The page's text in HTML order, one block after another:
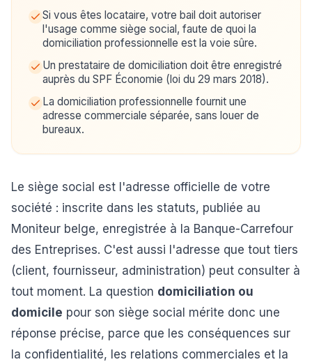
Si vous êtes locataire, votre bail doit autoriser
l'usage comme siège social, faute de quoi la
domiciliation professionnelle est la voie sûre.
Un prestataire de domiciliation doit être enregistré
auprès du SPF Économie (loi du 29 mars 2018).
La domiciliation professionnelle fournit une
adresse commerciale séparée, sans louer de
bureaux.
Le siège social est l'adresse officielle de votre
société : inscrite dans les statuts, publiée au
Moniteur belge, enregistrée à la Banque-Carrefour
des Entreprises. C'est aussi l'adresse que tout tiers
(client, fournisseur, administration) peut consulter à
tout moment. La question domiciliation ou
domicile pour son siège social mérite donc une
réponse précise, parce que les conséquences sur
la confidentialité, les relations commerciales et la